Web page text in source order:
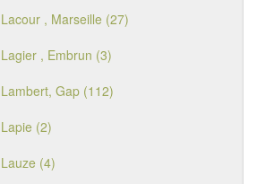
Lacour , Marseille (27)
Lagier , Embrun (3)
Lambert, Gap (112)
Lapie (2)
Lauze (4)